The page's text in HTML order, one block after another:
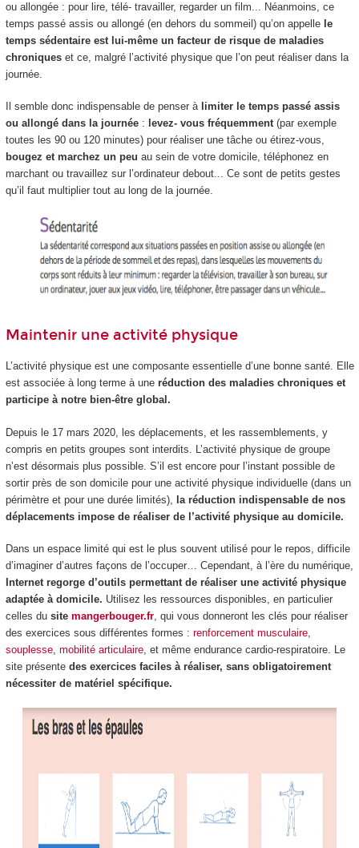
ou allongée : pour lire, télé- travailler, regarder un film... Néanmoins, ce
temps passé assis ou allongé (en dehors du sommeil) qu’on appelle le
temps sédentaire est lui-même un facteur de risque de maladies
chroniqueset ce, malgré l’activité physique que l’on peut réaliser dans la
journée.
Il semble donc indispensable de penser à limiter le temps passé assis
ou allongé dans la journée: levez- vous fréquemment (par exemple
toutes les 90 ou 120 minutes) pour réaliser une tâche ou étirez-vous,
bougez et marchez un peu au sein de votre domicile, téléphonez en
marchant ou travaillez sur l’ordinateur debout... Ce sont de petits gestes
qu’il faut multiplier tout au long de la journée.
Maintenir une activité physique
L’activité physique est une composante essentielle d’une bonne santé. Elle
est associée à long terme à une réduction des maladies chroniques et
participe à notre bien-être global.
Depuis le 17 mars 2020, les déplacements, et les rassemblements, y
compris en petits groupes sont interdits. L’activité physique de groupe
n’est désormais plus possible. S’il est encore pour l’instant possible de
sortir près de son domicile pour une activité physique individuelle (dans un
périmètre et pour une durée limités),
la réduction indispensable de nos
déplacements impose de réaliser de l’activité physique au domicile.
Dans un espace limité qui est le plus souvent utilisé pour le repos, difficile
d’imaginer d’autres façons de l’occuper… Cependant, à l’ère du numérique,
Internet regorge d’outils permettant de réaliser une activité physique
adaptée à domicile. Utilisez les ressources disponibles, en particulier
celles du site mangerbouger.fr, qui vous donneront les clés pour réaliser
des exercices sous différentes formes : renforcement musculaire,
souplesse, mobilité articulaire, et même endurance cardio-respiratoire. Le
site présente des exercices faciles à réaliser, sans obligatoirement
nécessiter de matériel spécifique.